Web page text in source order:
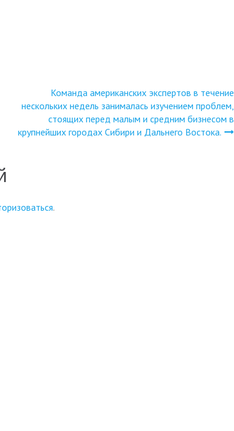
Команда американских экспертов в течение
нескольких недель занималась изучением проблем,
стоящих перед малым и средним бизнесом в
крупнейших городах Сибири и Дальнего Востока.
.